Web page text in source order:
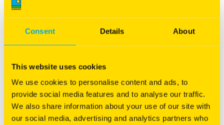
Consent Details About
This website uses cookies
We use cookies to personalise content and ads, to
provide social media features and to analyse our traffic.
We also share information about your use of our site with
our social media, advertising and analytics partners who
lust voor het oog, het zorgt er ook voor dat onkruiden geen
maaien van het grasveld ook voortdurend minieme
grastopjes worden afgemaaid en worden gemulched. Piek
producties van maaisel en afvoer behoren tot het verleden.